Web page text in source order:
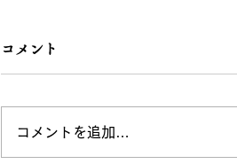
第4回発表会
コメント
コメントを追加…